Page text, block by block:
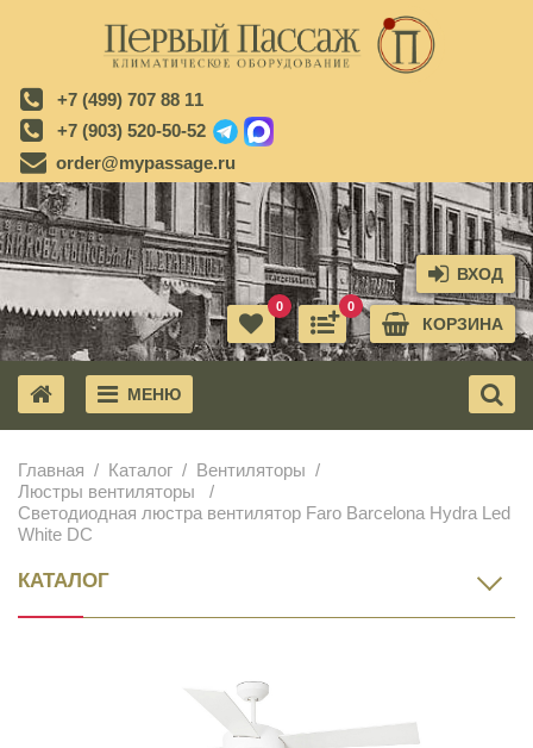
+7 (499) 707 88 11
+7 (903) 520-50-52
order@mypassage.ru
ВХОД
КОРЗИНА
0
0
МЕНЮ
Главная Каталог
Вентиляторы
Люстры вентиляторы
Светодиодная люстра вентилятор Faro Barcelona Hydra Led
White DC
КАТАЛОГ